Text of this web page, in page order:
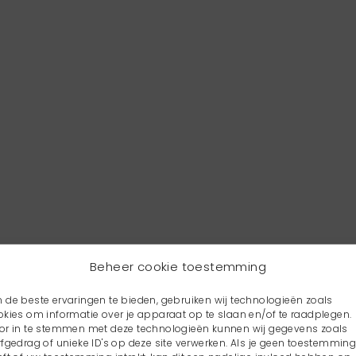
Beheer cookie toestemming
de beste ervaringen te bieden, gebruiken wij technologieën zoals
om informatie over je apparaat op te slaan en/of te raadplegen.
in te stemmen met deze technologieën kunnen wij gegevens zoals
of unieke ID's op deze site verwerken. Als je geen toestemming